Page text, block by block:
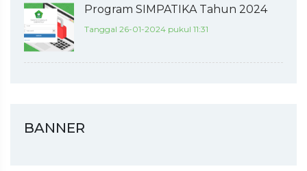
Program SIMPATIKA Tahun 2024
Tanggal 26-01-2024 pukul 11:31
BANNER